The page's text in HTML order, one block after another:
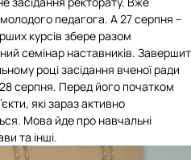
педагога. А 27 серпня –
курсів збере разом
семінар наставників.
році засідання вченої ради
серпня. Перед його початком
які зараз активно
Мова йде про навчальні
та інші.